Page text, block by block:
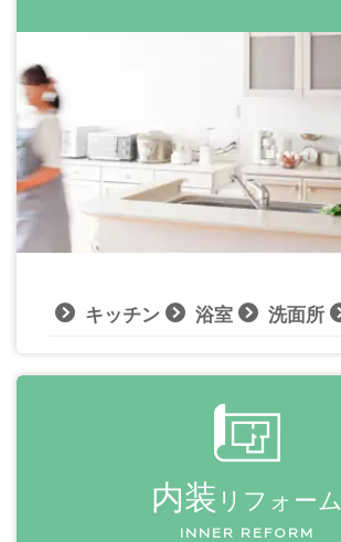
キッチン 浴室 洗面所
内装 リフォーム
INNER REFORM